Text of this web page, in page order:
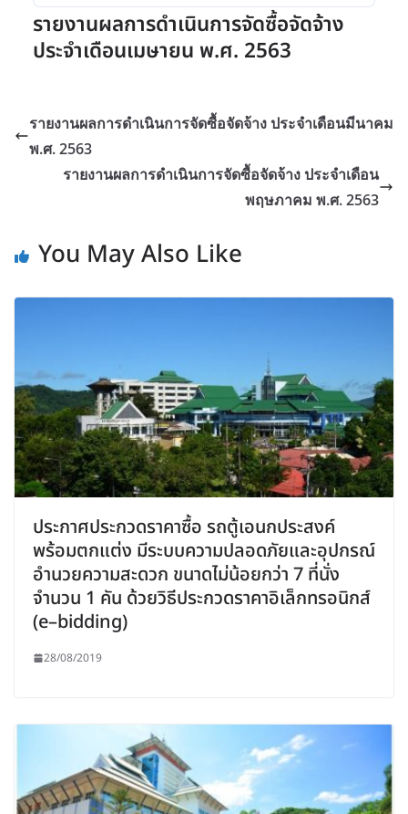
รายงานผลการดำเนินการจัดซื้อจัดจ้าง
ประจำเดือนเมษายน พ.ศ. 2563
รายงานผลการดำเนินการจัดซื้อจัดจ้าง ประจำเดือนมีนาคม
พ.ศ. 2563
รายงานผลการดำเนินการจัดซื้อจัดจ้าง ประจำเดือน
พฤษภาคม พ.ศ. 2563
You May Also Like
ประกาศประกวดราคาซื้อ รถตู้เอนกประสงค์
พร้อมตกแต่ง มีระบบความปลอดภัยและอุปกรณ์
อำนวยความสะดวก ขนาดไม่น้อยกว่า 7 ที่นั่ง
จำนวน 1 คัน ด้วยวิธีประกวดราคาอิเล็กทรอนิกส์
(e–bidding)
28/08/2019